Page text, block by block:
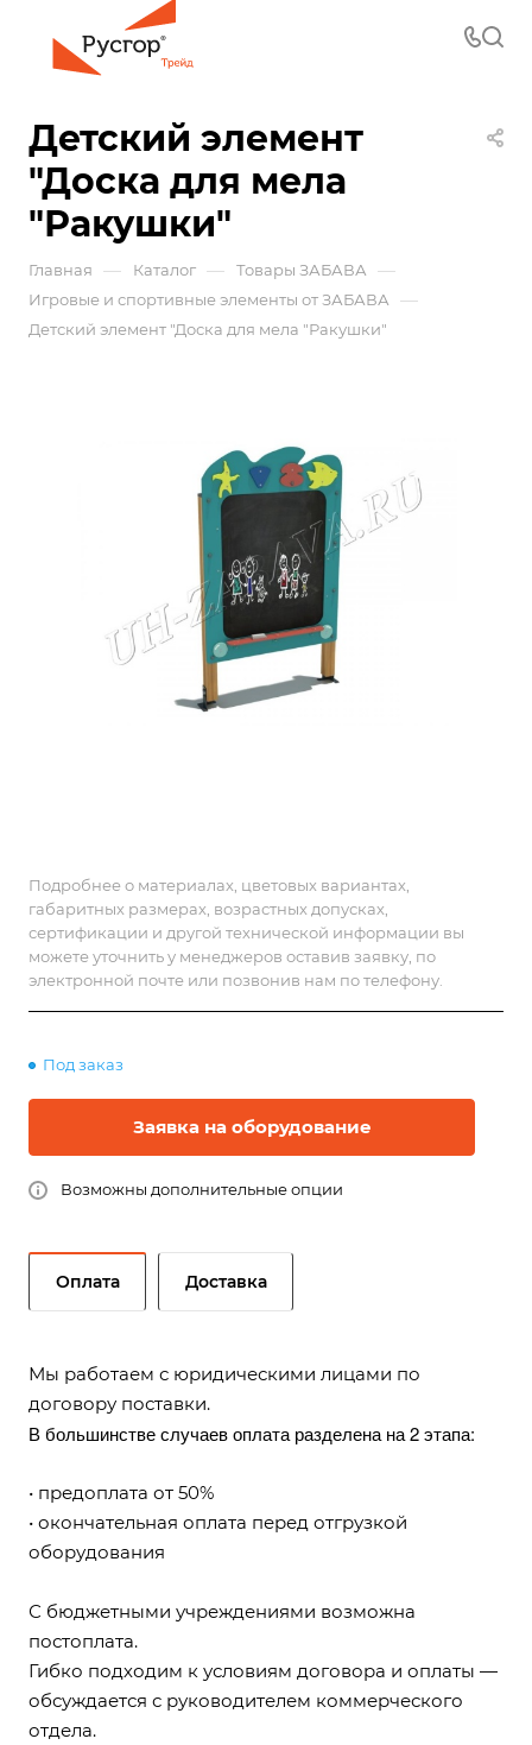
Детский элемент
"Доска для мела
"Ракушки"
Главная — Каталог — Товары ЗАБАВА —
Игровые и спортивные элементы от ЗАБАВА —
Детский элемент "Доска для мела "Ракушки"
Подробнее о материалах, цветовых вариантах,
габаритных размерах, возрастных допусках,
сертификации и другой технической информации вы
можете уточнить у менеджеров оставив заявку, по
электронной почте или позвонив нам по телефону.
Под заказ
Заявка на оборудование
Возможны дополнительные опции
Оплата Доставка
Мы работаем с юридическими лицами по
договору поставки.
В большинстве случаев оплата разделена на 2 этапа:
• предоплата от 50%
• окончательная оплата перед отгрузкой
оборудования
С бюджетными учреждениями возможна
постоплата.
Гибко подходим к условиям договора и оплаты —
обсуждается с руководителем коммерческого
отдела.